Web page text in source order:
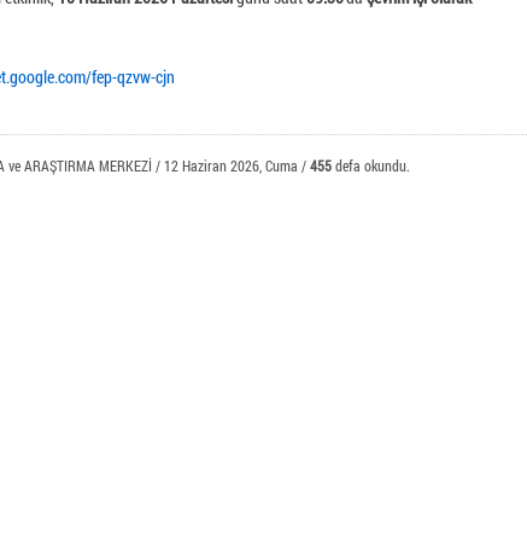
fep-qzvw-cjn
ve ARAŞTIRMA MERKEZİ / 12 Haziran 2026, Cuma /455defa okundu.